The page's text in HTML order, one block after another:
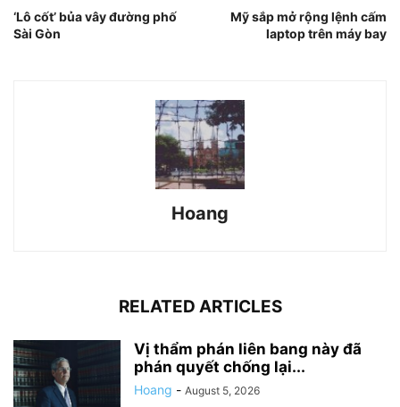
‘Lô cốt’ bủa vây đường phố
Sài Gòn
Mỹ sắp mở rộng lệnh cấm
laptop trên máy bay
Hoang
RELATED ARTICLES
Vị thẩm phán liên bang này đã
phán quyết chống lại...
Hoang - August 5, 2026